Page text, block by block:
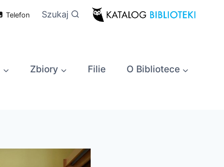
Telefon Szukaj
Zbiory Filie O Bibliotece